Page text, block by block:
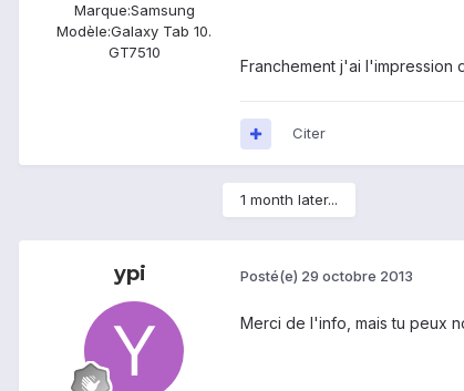
Marque:Samsung
Modèle:Galaxy Tab 10.
GT7510
Franchement j'ai l'impression
Citer
1 month later...
ypi Posté(e) 29 octobre 2013
Merci de l'info, mais tu peux